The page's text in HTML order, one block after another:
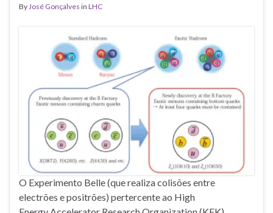
ByJosé Gonçalves in LHC
O Experimento Belle (que realiza colisões entre
electrões e positrões) pertercente ao High